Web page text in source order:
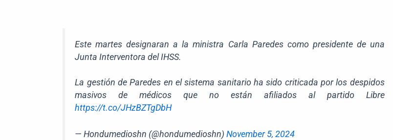
Este martes designaran a la ministra Carla Paredes como presidente de una
Junta Interventora del IHSS.
La gestión de Paredes en el sistema sanitario ha sido criticada por los despidos
masivos de médicos que no están afiliados al partido Libre
https://t.co/JHzBZTgDbH
— Hondumedioshn (@hondumedioshn)November 5, 2024